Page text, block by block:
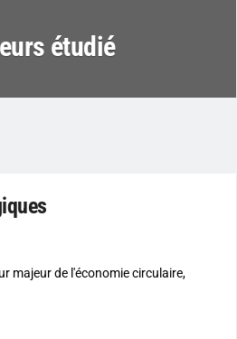
étudié
majeur de l'économie circulaire,